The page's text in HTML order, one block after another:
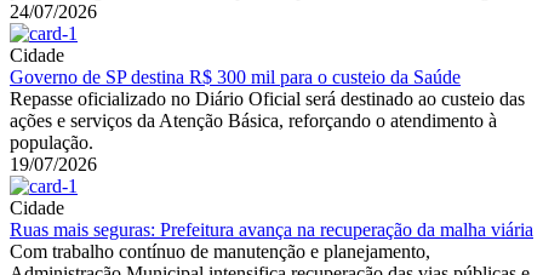
24/07/2026
Cidade
Governo de SP destina R$ 300 mil para o custeio da Saúde
Repasse oficializado no Diário Oficial será destinado ao custeio das
ações e serviços da Atenção Básica, reforçando o atendimento à
população.
19/07/2026
Cidade
Ruas mais seguras: Prefeitura avança na recuperação da malha viária
Com trabalho contínuo de manutenção e planejamento,